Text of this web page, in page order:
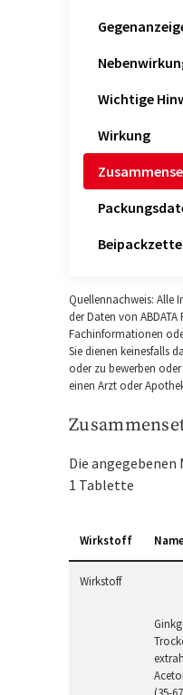
Wichtige
Wirkung
Quellennachweis: Alle
der Daten von
Fachinformationen
Sie dienen keinesfalls
oder zu bewerben
einen Arzt oder
Die angegebenen
1 Tablette
Wirkstoff
Wirkstoff